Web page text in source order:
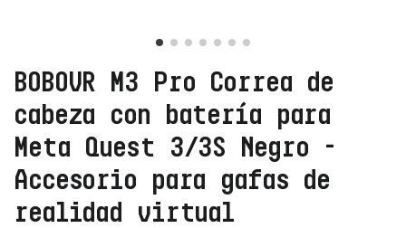
BOBOVR M3 Pro Correa de
cabeza con batería para
Meta Quest 3/3S Negro -
Accesorio para gafas de
realidad virtual